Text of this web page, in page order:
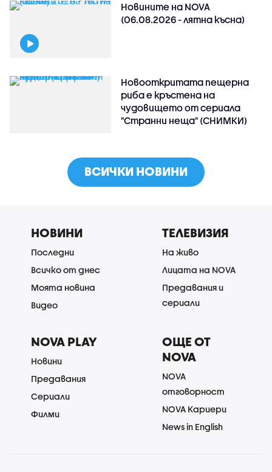
Новините на NOVA
(06.08.2026 - лятна късна)
Новооткритата пещерна
риба е кръстена на
чудовището от сериала
"Странни неща" (СНИМКИ)
ВСИЧКИ НОВИНИ
НОВИНИ
Последни
Всичко от днес
Моята новина
Видео
ТЕЛЕВИЗИЯ
На живо
Лицата на NOVA
Предавания и
сериали
NOVA PLAY
Новини
Предавания
Сериали
Филми
ОЩЕ ОТ
NOVA
NOVA
отговорност
NOVA Кариери
News in English